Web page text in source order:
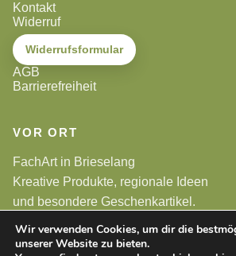
Kontakt
Widerruf
Widerrufsformular
AGB
Barrierefreiheit
VOR ORT
FachArt in Brieselang
Kreative Produkte, regionale Ideen
und besondere Geschenkartikel.
Alle Preise sind Endpreise. Gemäß §19
Wir verwenden Cookies, um dir die
unserer Website zu bieten.